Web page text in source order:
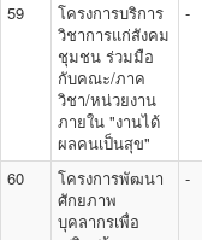
59
โครงการบริการ
วิชาการแก่สังคม
ชุมชน ร่วมมือ
กับคณะ/ภาค
วิชา/หน่วยงาน
ภายใน "งานได้
ผลคนเป็นสุข"
-
60
โครงการพัฒนา
ศักยภาพ
บุคลากรเพื่อ
-